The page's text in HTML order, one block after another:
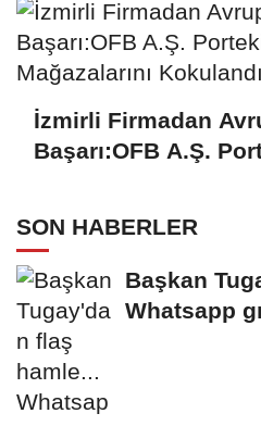
İzmirli Firmadan
Başarı:OFB A.Ş.
SON HABERLER
Başkan
Whatsapp